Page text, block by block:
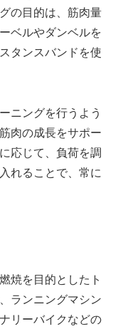
の目的は、筋肉量
ベルやダンベルを
タンスバンドを使
ニングを行うよう
肉の成長をサポー
応じて、負荷を調
れることで、常に
焼を目的としたト
ランニングマシン
リーバイクなどの